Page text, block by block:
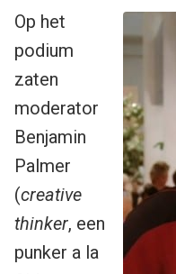
Op het
podium
zaten
moderator
Benjamin
Palmer
(creative
thinker, een
punker a la